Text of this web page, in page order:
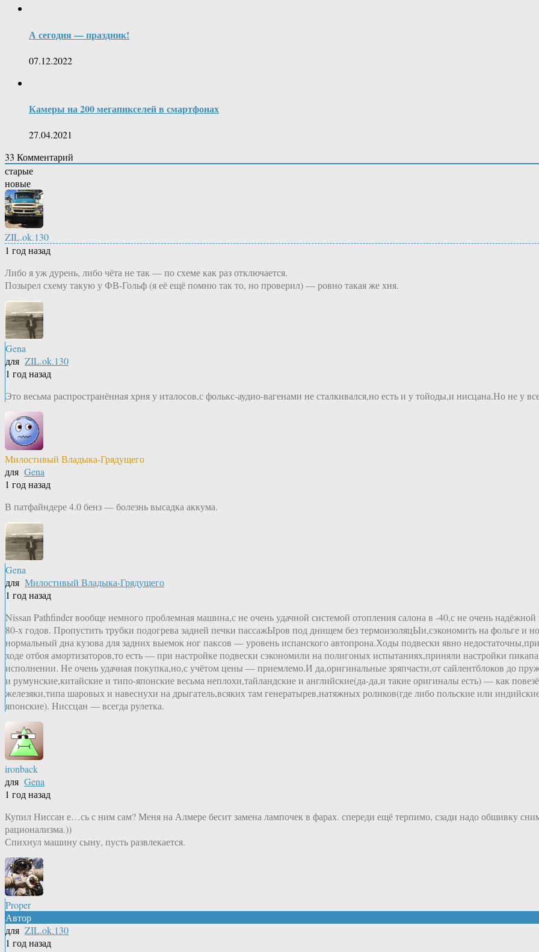
А сегодня — праздник!
07.12.2022
Камеры на 200 мегапикселей в смартфонах
27.04.2021
33 Комментарий
старые
новые
ZIL.ok.130
1 год назад
Либо я уж дурень, либо чёта не так — по схеме как раз отключается.
Позырел схему такую у ФВ-Гольф (я её ещё помню так то, но проверил) — ровно такая же хня.
Gena
для ZIL.ok.130
1 год назад
Это весьма распространённая хрня у италосов,с фолькс-аудио-вагенами не сталкивался,но есть и у тойоды,и нисцана.Но не у
Милостивый Владыка-Грядущего
для Gena
1 год назад
В патфайндере 4.0 бенз — болезнь высадка аккума.
Gena
для Милостивый Владыка-Грядущего
1 год назад
Nissan Pathfinder вообще немного проблемная машина,с не очень удачной системой отопления салона в -40,с не очень
80-х годов. Пропустить трубки подогрева задней печки пассажЫров под днищем без термоизоляцЫи,сэкономить на фольге и
нормальный дна кузова для задних выемок ног паксов — уровень испанского автопрона.Ходы подвески явно
ходе отбоя амортизаторов,то есть — при настройке подвески сэкономили на полигоных испытаниях,приняли настройки
исполнении. Не очень удачная покупка,но,с учётом цены — приемлемо.И да,оригинальные зряпчасти,от сайлентблоков до
и румунские,китайские и типо-японские весьма неплохи,тайландские и английские(да-да,и такие оригиналы есть) — как
железяки,типа шаровых и навеснухи на дрыгатель,всяких там генератырев,натяжных роликов(где либо польские или
японские). Ниссцан — всегда рулетка.
ironback
для Gena
1 год назад
Купил Ниссан е…сь с ним сам? Меня на Алмере бесит замена лампочек в фарах. спереди ещё терпимо, сзади надо обшивку
рационализма.))
Спихнул машину сыну, пусть развлекается.
Proper
Автор
для ZIL.ok.130
1 год назад